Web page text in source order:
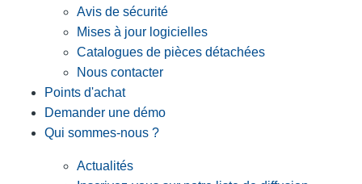
Avis de sécurité
Mises à jour logicielles
Catalogues de pièces détachées
Nous contacter
Points d'achat
Demander une démo
Qui sommes-nous ?
Actualités